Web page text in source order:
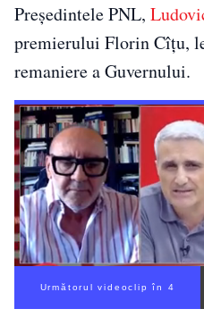
Preşedintele PNL,
premierului Florin Cîţu,
remaniere a Guvernului.
Următorul videoclip în 3